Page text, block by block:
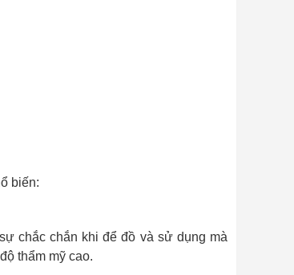
biến:
chắc chắn khi để đồ và sử dụng mà
thẩm mỹ cao.